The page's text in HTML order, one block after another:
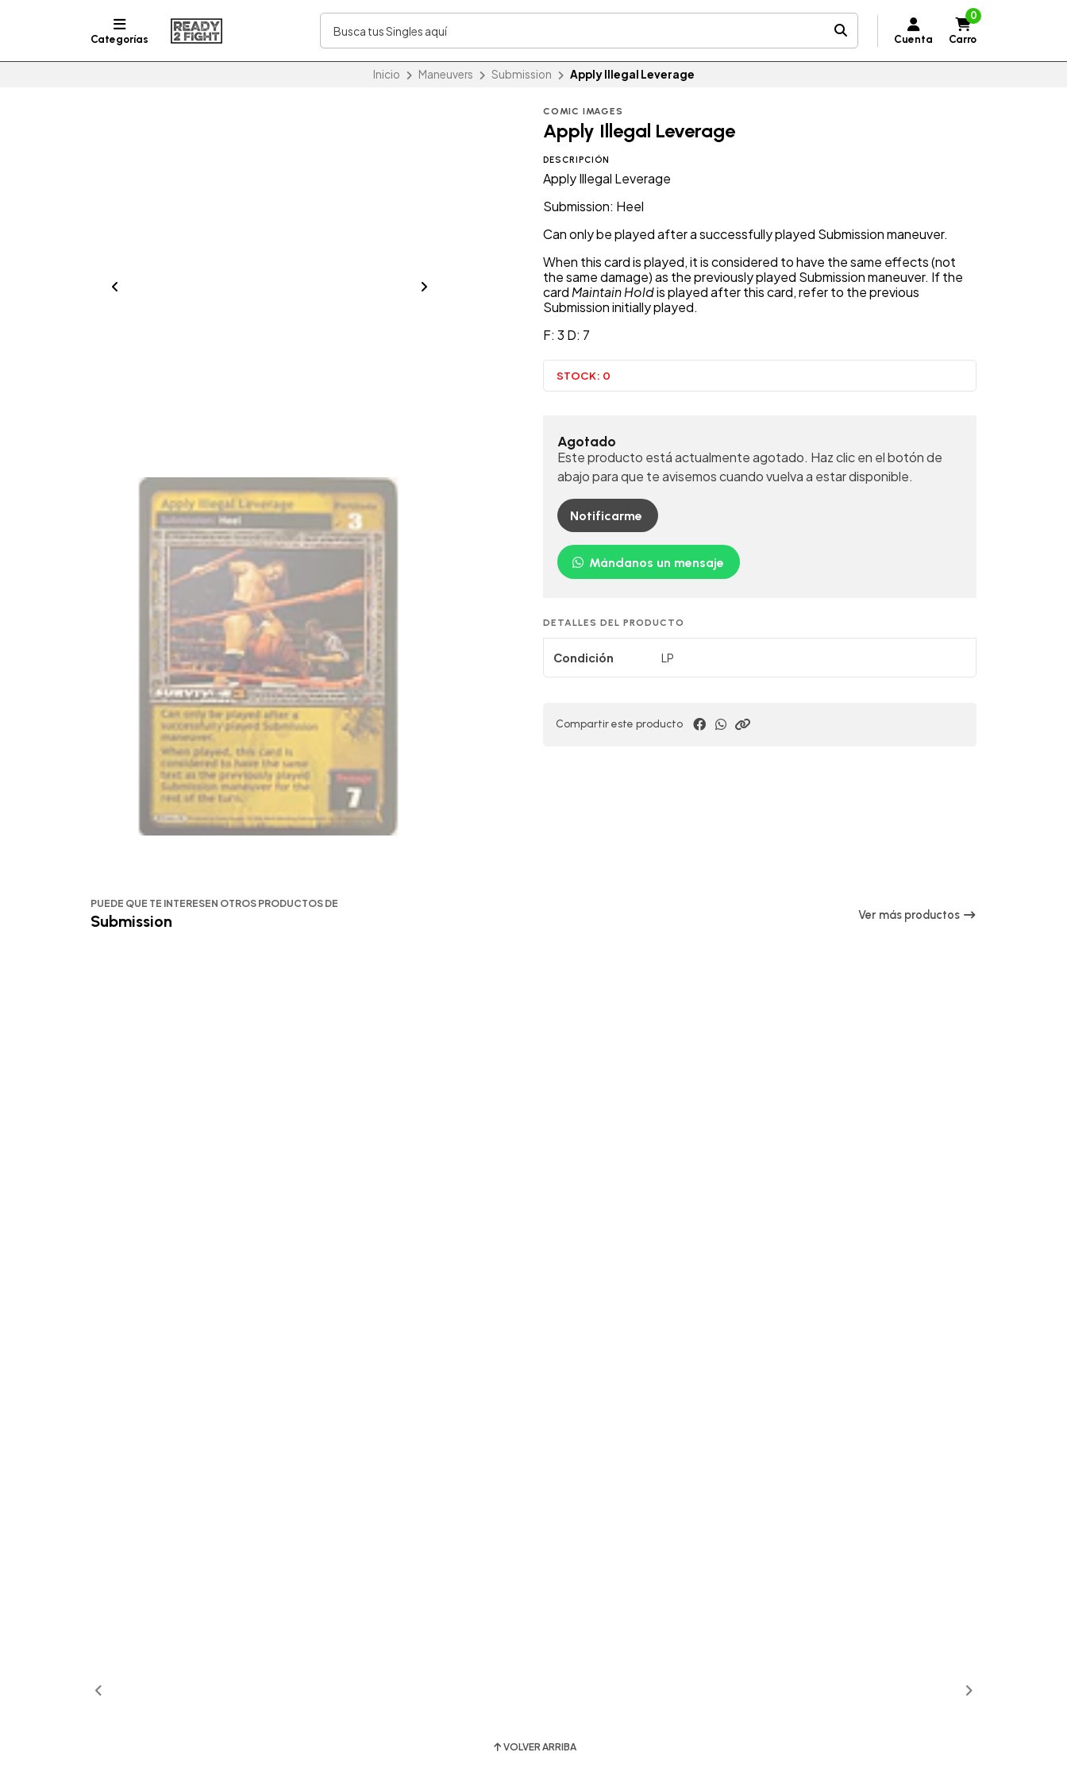
Categorías Cuenta
0
Carro
Inicio Maneuvers Submission Apply Illegal Leverage
COMIC IMAGES
Apply Illegal Leverage
DESCRIPCIÓN
Apply Illegal Leverage
Submission: Heel
Can only be played after a successfully played Submission maneuver.
When this card is played, it is considered to have the same effects (not
the same damage) as the previously played Submission maneuver. If the
card Maintain Holdis played after this card, refer to the previous
Submission initially played.
F: 3 D: 7
STOCK: 0
Agotado
Este producto está actualmente agotado. Haz clic en el botón de
abajo para que te avisemos cuando vuelva a estar disponible.
Notificarme
Mándanos un mensaje
DETALLES DEL PRODUCTO
Condición LP
Compartir este producto
PUEDE QUE TE INTERESEN OTROS PRODUCTOS DE
Submission Ver más productos
VOLVER ARRIBA